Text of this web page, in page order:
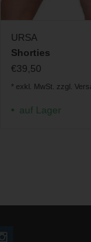
URSA
Shorties
€39,50
* exkl. MwSt. zzgl.
auf Lager